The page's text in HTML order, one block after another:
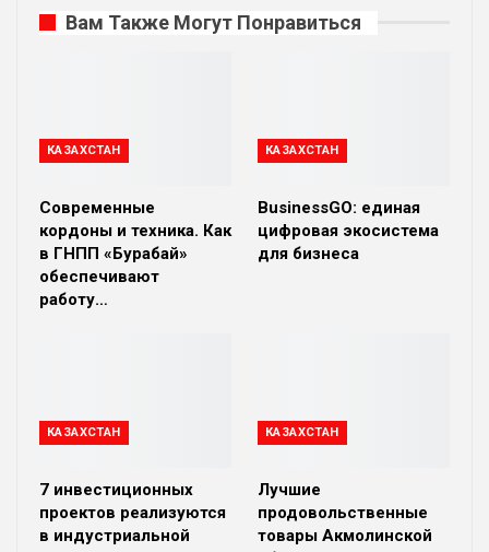
Вам Также Могут Понравиться
КАЗАХСТАН
Современные
кордоны и техника. Как
в ГНПП «Бурабай»
обеспечивают
работу…
КАЗАХСТАН
BusinessGO: единая
цифровая экосистема
для бизнеса
КАЗАХСТАН
7 инвестиционных
проектов реализуются
в индустриальной
КАЗАХСТАН
Лучшие
продовольственные
товары Акмолинской